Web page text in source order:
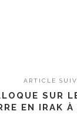
ARTICLE
SUR
EN IRAK